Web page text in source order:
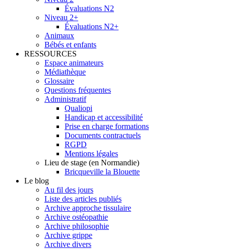
Évaluations N2
Niveau 2+
Évaluations N2+
Animaux
Bébés et enfants
RESSOURCES
Espace animateurs
Médiathèque
Glossaire
Questions fréquentes
Administratif
Qualiopi
Handicap et accessibilité
Prise en charge formations
Documents contractuels
RGPD
Mentions légales
Lieu de stage (en Normandie)
Bricqueville la Blouette
Le blog
Au fil des jours
Liste des articles publiés
Archive approche tissulaire
Archive ostéopathie
Archive philosophie
Archive grippe
Archive divers